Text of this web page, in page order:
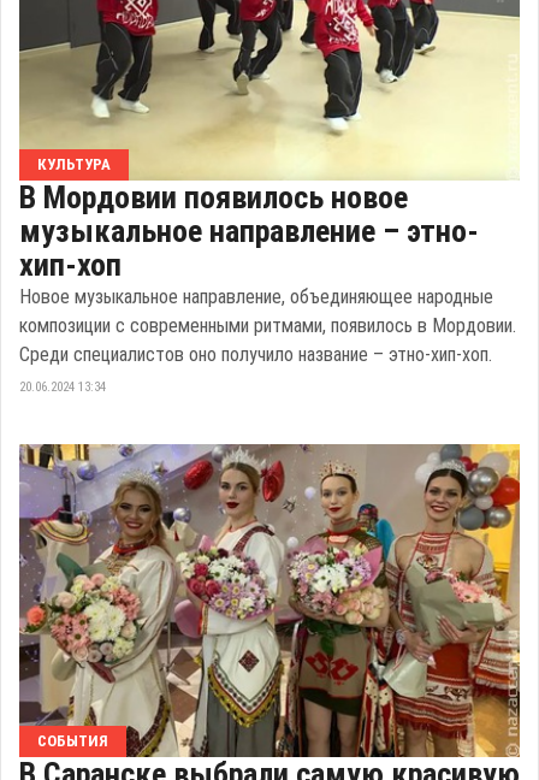
КУЛЬТУРА
В Мордовии появилось новое
музыкальное направление – этно-
хип-хоп
Новое музыкальное направление, объединяющее народные
композиции с современными ритмами, появилось в Мордовии.
Среди специалистов оно получило название – этно-хип-хоп.
20.06.2024 13:34
СОБЫТИЯ